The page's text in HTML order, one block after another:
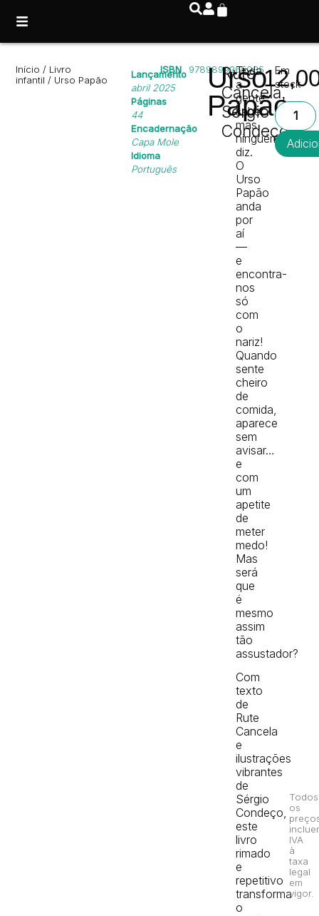
Início / Livro
infantil / Urso Papão
Lançamento
abril 2025
Páginas
44
Encadernação
Capa Mole
Idioma
Português
ISBN 9789899265035
Urso
Papão
Rute
Cancela,
Sérgio
Condeço
Toda
a
gente
sabe…
mas
ninguém
diz.
O
Urso
Papão
anda
por
aí
—
e
encontra-
nos
só
com
o
nariz!
Quando
sente
cheiro
de
comida,
aparece
sem
avisar…
e
com
um
apetite
de
meter
medo!
Mas
será
que
é
mesmo
assim
tão
assustador?
Com
texto
de
Rute
Cancela
e
ilustrações
vibrantes
de
Sérgio
Condeço,
este
livro
rimado
e
repetitivo
transforma
o
Em
stock
Todos
os
IVA
à
taxa
legal
em
vigor.